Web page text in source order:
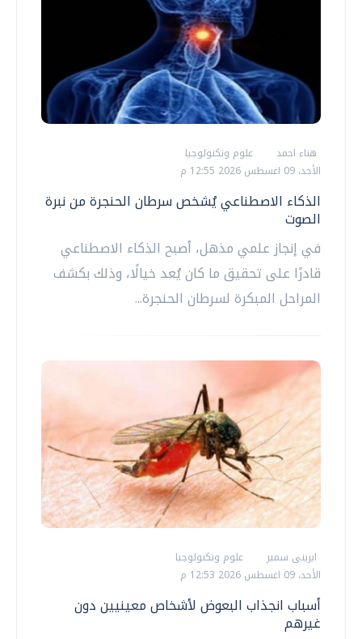
هناء احمد
علوم وتكنولوجيا
الأحد، 09 اغسطس 2026 12:55 م
الذكاء الاصطناعي يُشخص سرطان الحنجرة من نبرة
الصوت
في إنجاز علمي مذهل، أصبح الذكاء الاصطناعي
قادرًا على تحقيق ما كان يُعد خيالًا، وذلك بكشف
المراحل المبكرة لسرطان الحنجرة...
ايرينى سمير
علوم وتكنولوجيا
الأحد، 09 اغسطس 2026 12:53 م
أسباب انجذاب البعوض لأشخاص معينيين دون
غيرهم